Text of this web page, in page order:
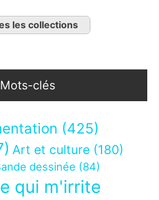
les collections
Mots-clés
(425)
Art et culture (180)
dessinée (84)
qui m'irrite